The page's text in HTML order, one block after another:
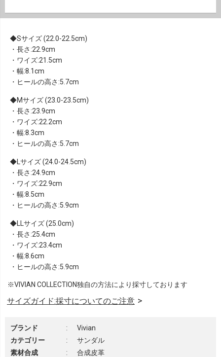
Sサイズ (22.0-22.5cm)
・長さ:22.9cm
・ワイズ:21.5cm
・幅:8.1cm
・ヒールの高さ:5.7cm
Mサイズ (23.0-23.5cm)
・長さ:23.9cm
・ワイズ:22.2cm
・幅:8.3cm
・ヒールの高さ:5.7cm
Lサイズ (24.0-24.5cm)
・長さ:24.9cm
・ワイズ:22.9cm
・幅:8.5cm
・ヒールの高さ:5.9cm
LLサイズ (25.0cm)
・長さ:25.4cm
・ワイズ:23.4cm
・幅:8.6cm
・ヒールの高さ:5.9cm
※VIVIAN COLLECTION独自の方法により採寸しております
サイズガイド:採寸についてのご注意
ブランド :
Vivian
カテゴリー
:
サンダル
素材合成
:
合成皮革